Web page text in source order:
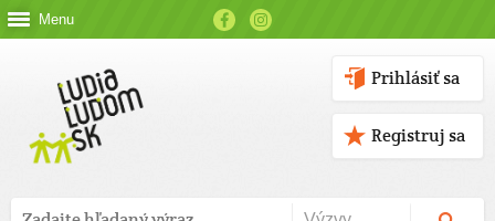
Menu
Prihlásiť sa
Registruj sa